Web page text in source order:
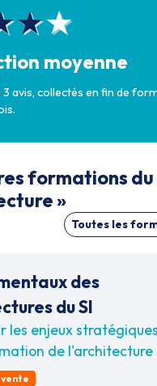
moyenne
3 avis, collectés en fin de
formations
»
Toutes les
des
du SI
les enjeux
de l'architecture